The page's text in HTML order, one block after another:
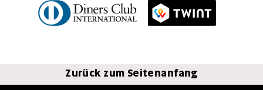
Zurück zum Seitenanfang